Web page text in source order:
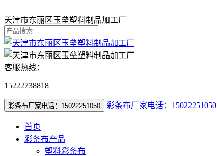
天津市东丽区玉垒塑料制品加工厂
客服热线：
15222738818
彩条布厂家电话：15022251050 彩条布厂家电话：15022251050
首页
彩条布产品
塑料彩条布